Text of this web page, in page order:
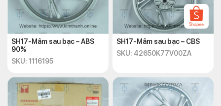
Nhiều loại mâm xe SH 2020 đẹp độc lạ
SH17-Mâm sau bạc – ABS
90%
SKU: 1116195
SH17-Mâm sau bạc – CBS
SKU: 42650K77V00ZA